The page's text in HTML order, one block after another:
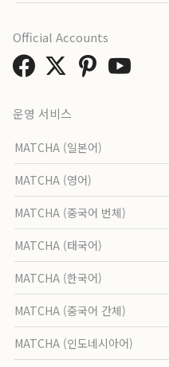
운영 서비스
MATCHA (일본어)
MATCHA (영어)
MATCHA (중국어 번체)
MATCHA (태국어)
MATCHA (한국어)
MATCHA (중국어 간체)
MATCHA (인도네시아어)
Official Accounts